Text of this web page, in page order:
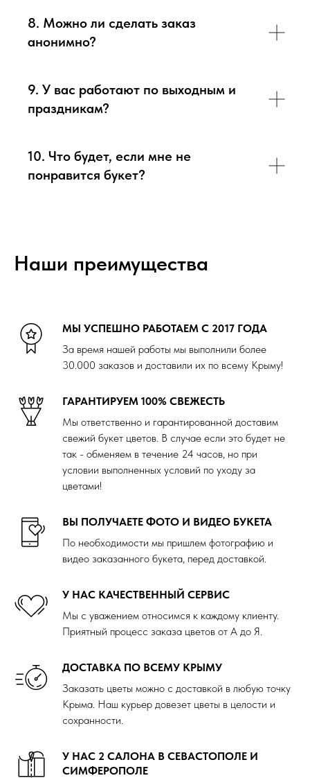
8. Можно ли сделать заказ
анонимно?
9. У вас работают по выходным и
праздникам?
10. Что будет, если мне не
понравится букет?
Наши преимущества
МЫ УСПЕШНО РАБОТАЕМ С 2017 ГОДА
За время нашей работы мы выполнили более
30.000 заказов и доставили их по всему Крыму!
ГАРАНТИРУЕМ 100% СВЕЖЕСТЬ
Мы ответственно и гарантированной доставим
свежий букет цветов. В случае если это будет не
так - обменяем в течение 24 часов, но при
условии выполненных условий по уходу за
цветами!
ВЫ ПОЛУЧАЕТЕ ФОТО И ВИДЕО БУКЕТА
По необходимости мы пришлем фотографию и
видео заказанного букета, перед доставкой.
У НАС КАЧЕСТВЕННЫЙ СЕРВИС
Мы с уважением относимся к каждому клиенту.
Приятный процесс заказа цветов от А до Я.
ДОСТАВКА ПО ВСЕМУ КРЫМУ
Заказать цветы можно с доставкой в любую точку
Крыма. Наш курьер довезет цветы в целости и
сохранности.
У НАС 2 САЛОНА В СЕВАСТОПОЛЕ И
СИМФЕРОПОЛЕ